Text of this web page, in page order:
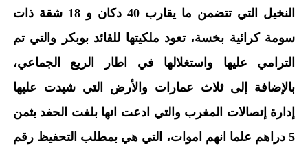
النخيل التي تتضمن ما يقارب 40 دكان و 18 شقة ذات
سومة كرائية بخسة، تعود ملكيتها للقائد بوبكر والتي تم
الترامي عليها واستغلالها في اطار الريع الجماعي،
بالإضافة إلى ثلاث عمارات والأرض التي شيدت عليها
إدارة إتصالات المغرب والتي ادعت انها بلغت الحفد بثمن
5 دراهم علما انهم اموات، التي هي بمطلب التحفيظ رقم